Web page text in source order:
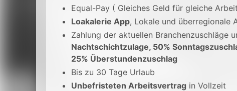
Equal-Pay ( Gleiches Geld für gleiche
Loakalerie App, Lokale und überregionale
Zahlung der aktuellen Branchenzuschläge
Nachtschichtzulage, 50%
25% Überstundenzuschlag
Bis zu 30 Tage Urlaub
Unbefristeten Arbeitsvertrag in Vollzeit